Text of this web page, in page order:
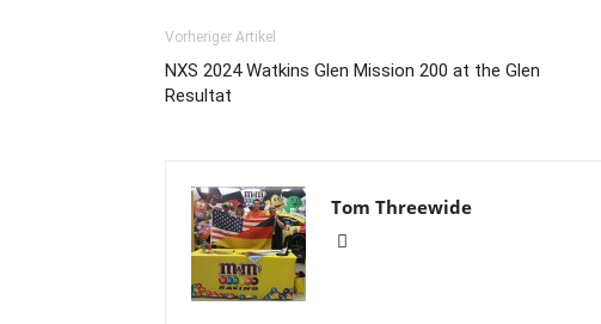
Vorheriger Artikel
NXS 2024 Watkins Glen Mission 200 at the Glen
Resultat
Tom Threewide